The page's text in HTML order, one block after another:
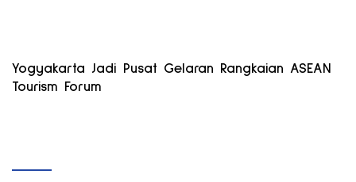
Yogyakarta Jadi Pusat Gelaran Rangkaian ASEAN
Tourism Forum